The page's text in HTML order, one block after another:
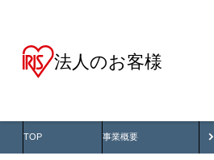
法人のお客様
TOP 事業概要